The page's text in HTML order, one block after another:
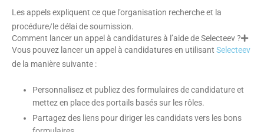
Les appels expliquent ce que l’organisation recherche et la
procédure/le délai de soumission.
Comment lancer un appel à candidatures à l’aide de Selecteev ?
Vous pouvez lancer un appel à candidatures en utilisant Selecteev
de la manière suivante :
Personnalisez et publiez des formulaires de candidature et
mettez en place des portails basés sur les rôles.
Partagez des liens pour diriger les candidats vers les bons